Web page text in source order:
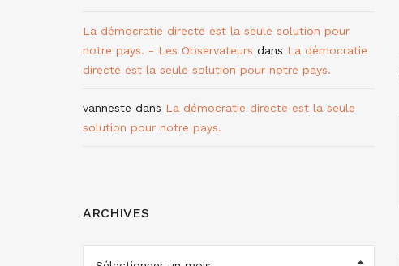
La démocratie directe est la seule solution pour
notre pays. - Les Observateurs dans La démocratie
directe est la seule solution pour notre pays.
vanneste dans La démocratie directe est la seule
solution pour notre pays.
ARCHIVES
ARCHIVES